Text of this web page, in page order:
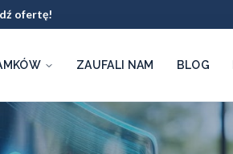
ofertę!
ZAUFALI NAM BLOG